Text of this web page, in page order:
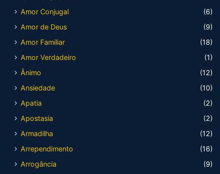
Amor Conjugal
(6)
Amor de Deus
(9)
Amor Familiar
(18)
Amor Verdadeiro
(1)
Ânimo
(12)
Ansiedade
(10)
Apatia
(2)
Apostasia
(2)
Armadilha
(12)
Arrependimento
(16)
Arrogância
(9)